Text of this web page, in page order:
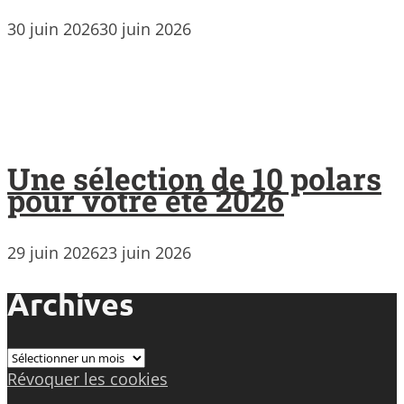
30 juin 202630 juin 2026
Une sélection de 10 polars
pour votre été 2026
29 juin 202623 juin 2026
Archives
Archives
Révoquer les cookies